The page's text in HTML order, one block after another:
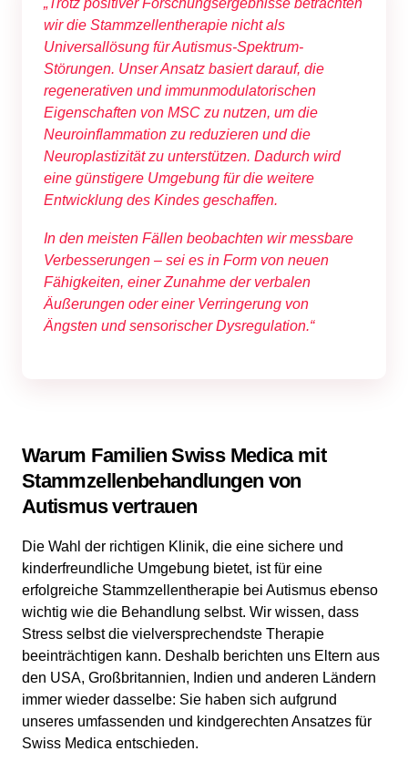
„Trotz positiver Forschungsergebnisse betrachten
wir die Stammzellentherapie nicht als
Universallösung für Autismus-Spektrum-
Störungen. Unser Ansatz basiert darauf, die
regenerativen und immunmodulatorischen
Eigenschaften von MSC zu nutzen, um die
Neuroinflammation zu reduzieren und die
Neuroplastizität zu unterstützen. Dadurch wird
eine günstigere Umgebung für die weitere
Entwicklung des Kindes geschaffen.
In den meisten Fällen beobachten wir messbare
Verbesserungen – sei es in Form von neuen
Fähigkeiten, einer Zunahme der verbalen
Äußerungen oder einer Verringerung von
Ängsten und sensorischer Dysregulation.“
Warum Familien Swiss Medica mit
Stammzellenbehandlungen von
Autismus vertrauen
Die Wahl der richtigen Klinik, die eine sichere und
kinderfreundliche Umgebung bietet, ist für eine
erfolgreiche Stammzellentherapie bei Autismus ebenso
wichtig wie die Behandlung selbst. Wir wissen, dass
Stress selbst die vielversprechendste Therapie
beeinträchtigen kann. Deshalb berichten uns Eltern aus
den USA, Großbritannien, Indien und anderen Ländern
immer wieder dasselbe: Sie haben sich aufgrund
unseres umfassenden und kindgerechten Ansatzes für
Swiss Medica entschieden.